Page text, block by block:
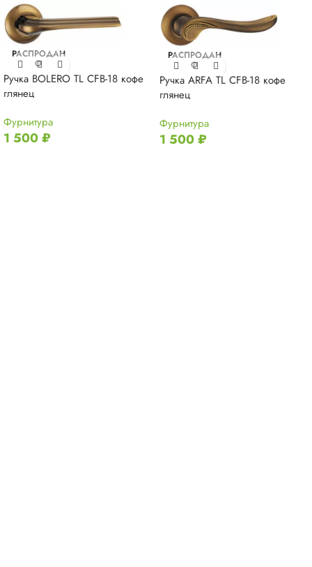
РАСПРОДАН
О
Ручка BOLERO TL CFB-18 кофе
глянец
Фурнитура
1 500₽
РАСПРОДАН
О
Ручка ARFA TL CFB-18 кофе
глянец
Фурнитура
1 500₽